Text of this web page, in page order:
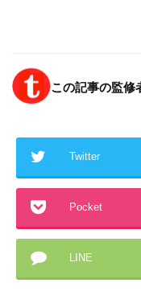
この記事の監修
Twitter
Pocket
LINE